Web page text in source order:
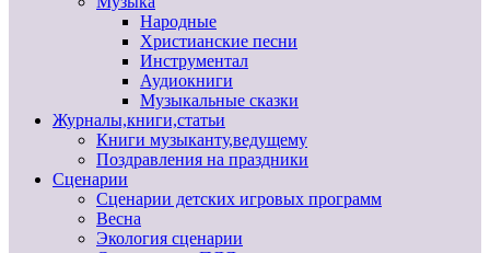
Народные
Христианские песни
Инструментал
Аудиокниги
Музыкальные сказки
Журналы,книги,статьи
Книги музыканту,ведущему
Поздравления на праздники
Сценарии
Сценарии детских игровых программ
Весна
Экология сценарии